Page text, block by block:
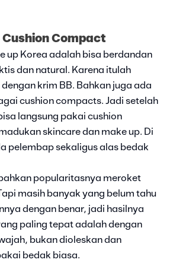
Cushion Compact
up Korea adalah bisa berdandan
dan natural. Karena itulah
krim BB. Bahkan juga ada
cushion compacts. Jadi setelah
langsung pakai cushion
skincare dan make up. Di
pelembap sekaligus alas bedak
popularitasnya meroket
masih banyak yang belum tahu
dengan benar, jadi hasilnya
paling tepat adalah dengan
bukan dioleskan dan
bedak biasa.